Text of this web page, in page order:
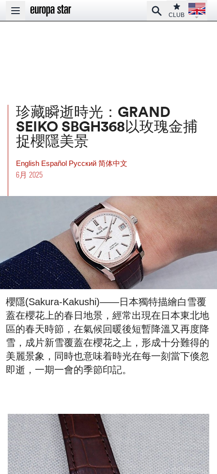
Open main menu
SearchClub
CLUB
Open
珍藏瞬逝時光：GRAND
SEIKO SBGH368以玫瑰金捕
捉櫻隱美景
English Español Pусский 简体中文
6月 2025
櫻隱(Sakura-Kakushi)——日本獨特描繪白雪覆
蓋在櫻花上的春日地景，經常出現在日本東北地
區的春天時節，在氣候回暖後短暫降溫又再度降
雪，成片新雪覆蓋在櫻花之上，形成十分難得的
美麗景象，同時也意味着時光在每一刻當下倏忽
即逝，一期一會的季節印記。